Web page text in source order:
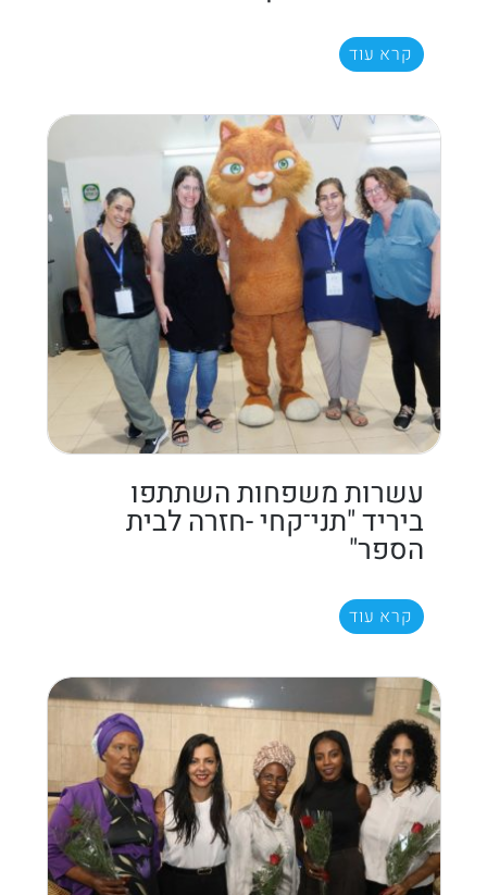
קרא עוד
עשרות משפחות השתתפו
ביריד "תני־קחי -חזרה לבית
הספר"
קרא עוד